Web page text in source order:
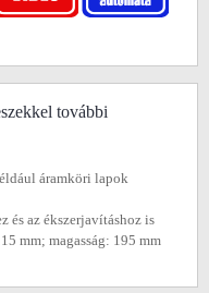
további
áramköri lapok
és az ékszerjavításhoz is
mm; magasság: 195 mm